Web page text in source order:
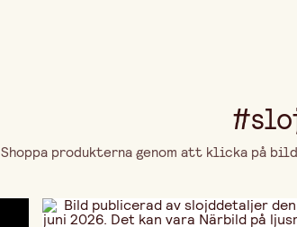
Shoppa produkterna genom att klicka på